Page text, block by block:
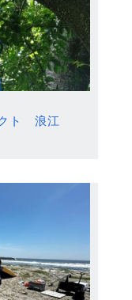
ト 浪江